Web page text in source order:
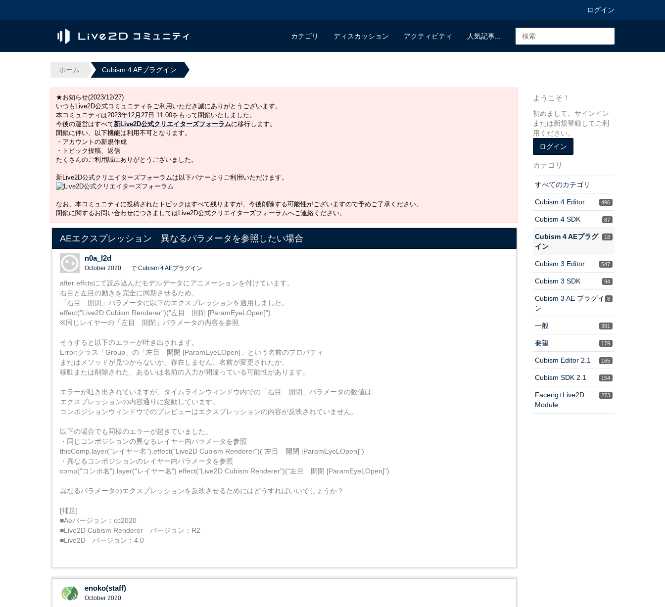
ログイン
カテゴリ ディスカッション アクティビティ 人気記事...
ホーム Cubism 4 AEプラグイン
★お知らせ(2023/12/27)
いつもLive2D公式コミュニティをご利用いただき誠にありがとうございます。
本コミュニティは2023年12月27日 11:00をもって閉鎖いたしました。
今後の運営はすべて新Live2D公式クリエイターズフォーラムに移行します。
閉鎖に伴い、以下機能は利用不可となります。
・アカウントの新規作成
・トピック投稿、返信
たくさんのご利用誠にありがとうございました。
新Live2D公式クリエイターズフォーラムは以下バナーよりご利用いただけます。
なお、本コミュニティに投稿されたトピックはすべて残りますが、今後削除する可能性がございますので予めご了承ください。
閉鎖に関するお問い合わせにつきましてはLive2D公式クリエイターズフォーラムへご連絡ください。
AEエクスプレッション 異なるパラメータを参照したい場合
n0a_l2d
October 2020 で Cubism 4 AEプラグイン
after effctsにて読み込んだモデルデータにアニメーションを付けています。
右目と左目の動きを完全に同期させるため、
「右目 開閉」パラメータに以下のエクスプレッションを適用しました。
effect("Live2D Cubism Renderer")("左目 開閉 [ParamEyeLOpen]")
※同じレイヤーの「左目 開閉」パラメータの内容を参照
そうすると以下のエラーが吐き出されます。
Error:クラス「Group」の「左目 開閉 [ParamEyeLOpen]」という名前のプロパティ
またはメソッドが見つからないか、存在しません。名前が変更されたか、
移動または削除された、あるいは名前の入力が間違っている可能性があります。
エラーが吐き出されていますが、タイムラインウィンドウ内での「右目 開閉」パラメータの数値は
エクスプレッションの内容通りに変動しています。
コンポジションウィンドウでのプレビューはエクスプレッションの内容が反映されていません。
以下の場合でも同様のエラーが起きていました。
・同じコンポジションの異なるレイヤー内パラメータを参照
thisComp.layer("レイヤー名").effect("Live2D Cubism Renderer")("左目 開閉 [ParamEyeLOpen]")
・異なるコンポジションのレイヤー内パラメータを参照
comp("コンポ名").layer("レイヤー名").effect("Live2D Cubism Renderer")("左目 開閉 [ParamEyeLOpen]")
異なるパラメータのエクスプレッションを反映させるためにはどうすればいいでしょうか？
[補足]
■Aeバージョン：cc2020
■Live2D Cubism Renderer バージョン：R2
■Live2D バージョン：4.0
enoko(staff)
October 2020
ようこそ！
初めまして。サインイン
または新規登録してご利
用ください。
ログイン
カテゴリ
すべてのカテゴリ
496
Cubism 4 Editor
87
Cubism 4 SDK
18
Cubism 4 AEプラグ
イン
547
Cubism 3 Editor
94
Cubism 3 SDK
8
Cubism 3 AE プラグイ
ン
391
一般
179
要望
165
Cubism Editor 2.1
154
Cubism SDK 2.1
273
Facerig+Live2D
Module